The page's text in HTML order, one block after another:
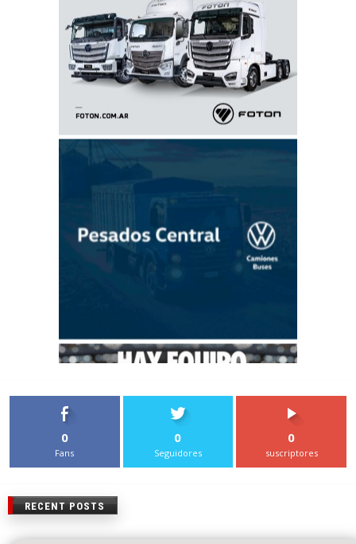
0
Fans
0
Seguidores
0
suscriptores
RECENT POSTS